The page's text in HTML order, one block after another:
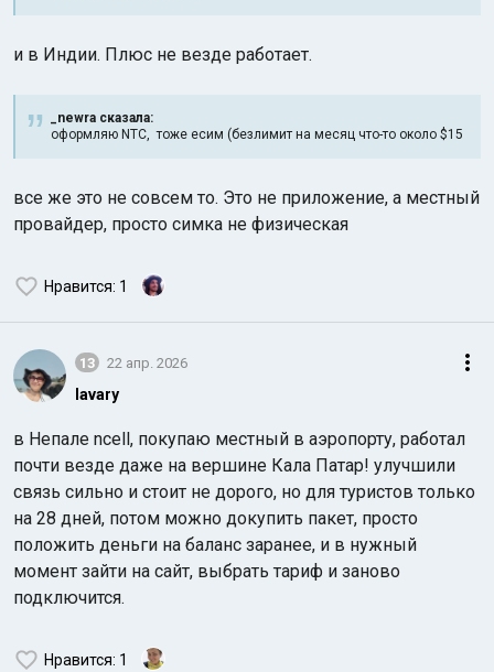
и в Индии. Плюс не везде работает.
_newra сказалa:
оформляю NTC, тоже есим (безлимит на месяц что-то около $15
все же это не совсем то. Это не приложение, а местный
провайдер, просто симка не физическая
Нравится: 1
13 22 апр. 2026
lavary
в Непале ncell, покупаю местный в аэропорту, работал
почти везде даже на вершине Кала Патар! улучшили
связь сильно и стоит не дорого, но для туристов только
на 28 дней, потом можно докупить пакет, просто
положить деньги на баланс заранее, и в нужный
момент зайти на сайт, выбрать тариф и заново
подключится.
Нравится: 1